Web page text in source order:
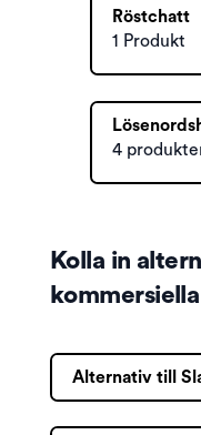
Röstchatt
1 Produkt
4
Kolla in
Alternativ till